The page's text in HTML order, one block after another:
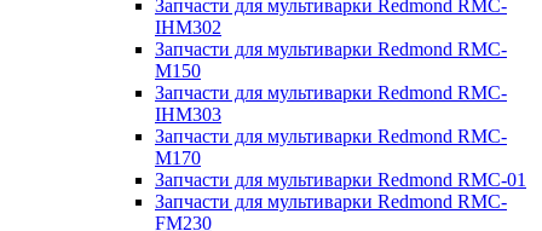
Запчасти для мультиварки Redmond RMC-
IHM302
Запчасти для мультиварки Redmond RMC-
M150
Запчасти для мультиварки Redmond RMC-
IHM303
Запчасти для мультиварки Redmond RMC-
M170
Запчасти для мультиварки Redmond RMC-01
Запчасти для мультиварки Redmond RMC-
FM230